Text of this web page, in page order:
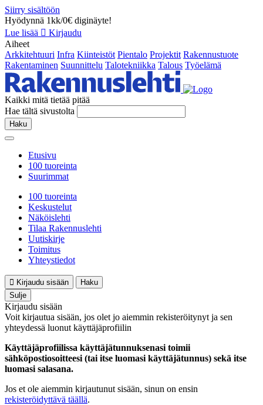
Siirry sisältöön
Hyödynnä 1kk/0€ diginäyte!
Lue lisää
Kirjaudu
Aiheet
Arkkitehtuuri Infra Kiinteistöt Pientalo Projektit Rakennustuote
Rakentaminen Suunnittelu Talotekniikka Talous Työelämä
Kaikki mitä tietää pitää
Hae tältä sivustolta
Haku
Etusivu
100 tuoreinta
Suurimmat
100 tuoreinta
Keskustelut
Näköislehti
Tilaa Rakennuslehti
Uutiskirje
Toimitus
Yhteystiedot
Kirjaudu sisään
Haku
Sulje
Kirjaudu sisään
Voit kirjautua sisään, jos olet jo aiemmin rekisteröitynyt ja sen
yhteydessä luonut käyttäjäprofiilin
Käyttäjäprofiilissa käyttäjätunnuksenasi toimii
sähköpostiosoitteesi (tai itse luomasi käyttäjätunnus) sekä itse
luomasi salasana.
Jos et ole aiemmin kirjautunut sisään, sinun on ensin
rekisteröidyttävä täällä.